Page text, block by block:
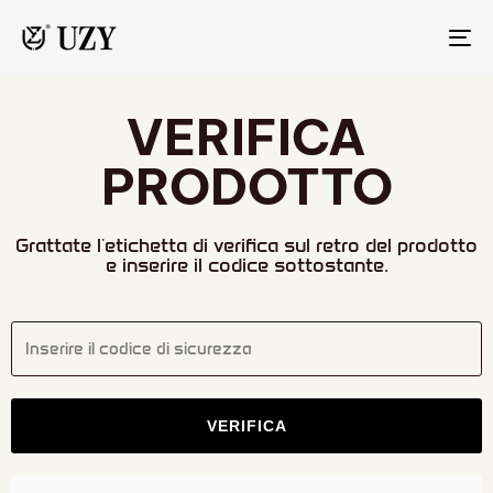
VERIFICA
PRODOTTO
Grattate l'etichetta di verifica sul retro del prodotto
e inserire il codice sottostante.
Inserire il codice di sicurezza
VERIFICA